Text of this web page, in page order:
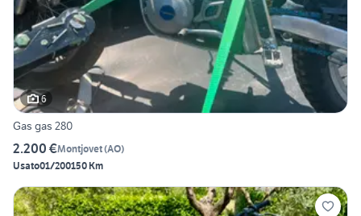
6
Gas gas 280
2.200 €Montjovet(AO)
Usato01/200150 Km